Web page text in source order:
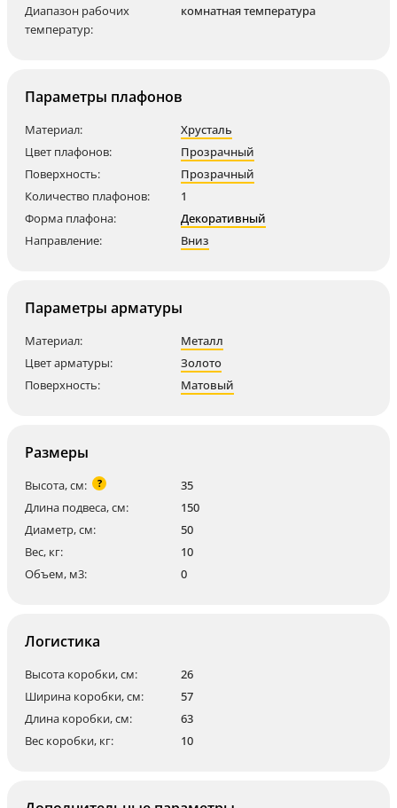
Диапазон рабочих
температур:
комнатная температура
Параметры плафонов
Материал:
Хрусталь
Цвет плафонов:
Прозрачный
Поверхность:
Прозрачный
Количество плафонов:
1
Форма плафона:
Декоративный
Направление:
Вниз
Параметры арматуры
Материал:
Металл
Цвет арматуры:
Золото
Поверхность:
Матовый
Размеры
Высота, см: ?
35
Длина подвеса, см:
150
Диаметр, см:
50
Вес, кг:
10
Объем, м3:
0
Логистика
Высота коробки, см:
26
Ширина коробки, см:
57
Длина коробки, см:
63
Вес коробки, кг:
10